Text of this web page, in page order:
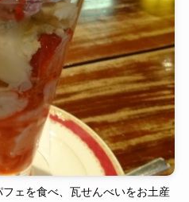
ェを食べ、瓦せんべいをお土産